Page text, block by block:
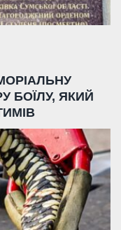
БОЇЛУ, ЯКИЙ